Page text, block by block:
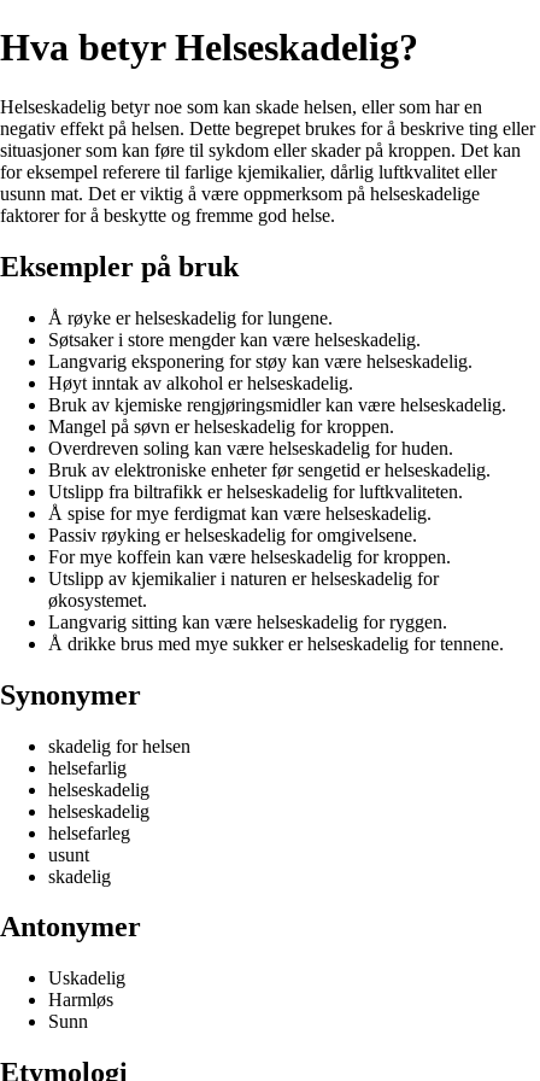
Hva betyr Helseskadelig?
Helseskadelig betyr noe som kan skade helsen, eller som har en
negativ effekt på helsen. Dette begrepet brukes for å beskrive ting eller
situasjoner som kan føre til sykdom eller skader på kroppen. Det kan
for eksempel referere til farlige kjemikalier, dårlig luftkvalitet eller
usunn mat. Det er viktig å være oppmerksom på helseskadelige
faktorer for å beskytte og fremme god helse.
Eksempler på bruk
Å røyke er helseskadelig for lungene.
Søtsaker i store mengder kan være helseskadelig.
Langvarig eksponering for støy kan være helseskadelig.
Høyt inntak av alkohol er helseskadelig.
Bruk av kjemiske rengjøringsmidler kan være helseskadelig.
Mangel på søvn er helseskadelig for kroppen.
Overdreven soling kan være helseskadelig for huden.
Bruk av elektroniske enheter før sengetid er helseskadelig.
Utslipp fra biltrafikk er helseskadelig for luftkvaliteten.
Å spise for mye ferdigmat kan være helseskadelig.
Passiv røyking er helseskadelig for omgivelsene.
For mye koffein kan være helseskadelig for kroppen.
Utslipp av kjemikalier i naturen er helseskadelig for
økosystemet.
Langvarig sitting kan være helseskadelig for ryggen.
Å drikke brus med mye sukker er helseskadelig for tennene.
Synonymer
skadelig for helsen
helsefarlig
helseskadelig
helseskadelig
helsefarleg
usunt
skadelig
Antonymer
Uskadelig
Harmløs
Sunn
Etymologi